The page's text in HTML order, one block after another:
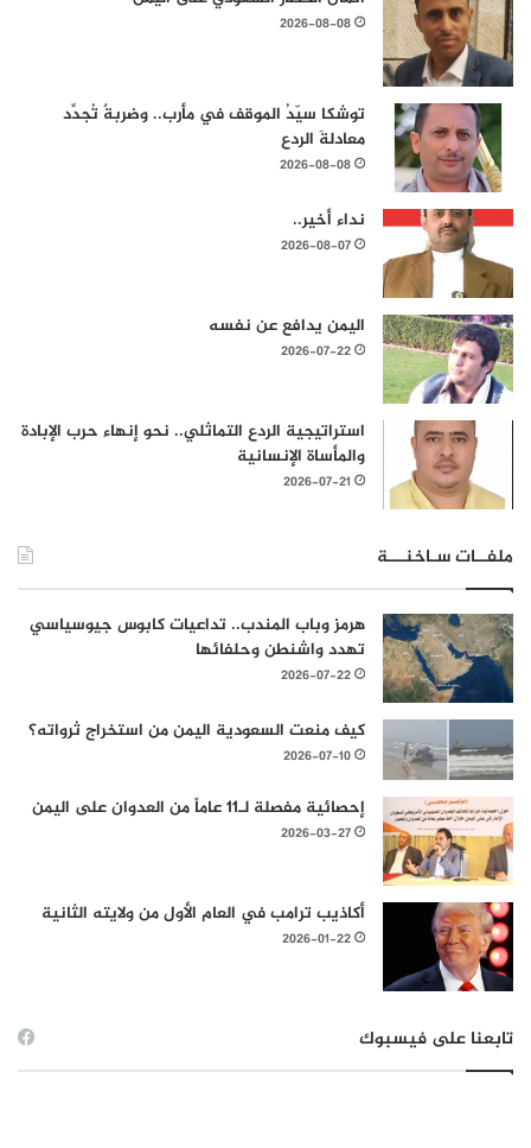
2026-08-08
توشكا سيّدُ الموقف في مأرب.. وضربةٌ تُجدِّد
معادلةَ الردع
2026-08-08
نداء أخير..
2026-08-07
اليمن يدافع عن نفسه
2026-07-22
استراتيجية الردع التماثلي.. نحو إنهاء حرب الإبادة
والمأساة الإنسانية
2026-07-21
ملفــات سـاخنـــة
هرمز وباب المندب.. تداعيات كابوس جيوسياسي
تهدد واشنطن وحلفائها
2026-07-22
كيف منعت السعودية اليمن من استخراج ثرواته؟
2026-07-10
إحصائية مفصلة لـ11 عاماً من العدوان على اليمن
2026-03-27
أكاذيب ترامب في العام الأول من ولايته الثانية
2026-01-22
تابعنا على فيسبوك